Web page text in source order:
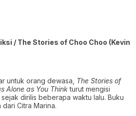
/ The Stories of Choo Choo (Kevin
untuk orang dewasa, The Stories of
Alone as You Thinkturut mengisi
sejak dirilis beberapa waktu lalu. Buku
Citra Marina.